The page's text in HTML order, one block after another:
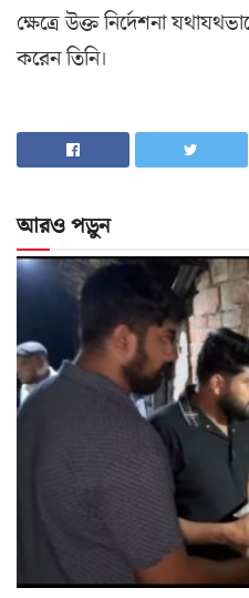
ক্ষেত্রে উক্ত নির্দেশনা
করেন তিনি।
আরও পড়ুন